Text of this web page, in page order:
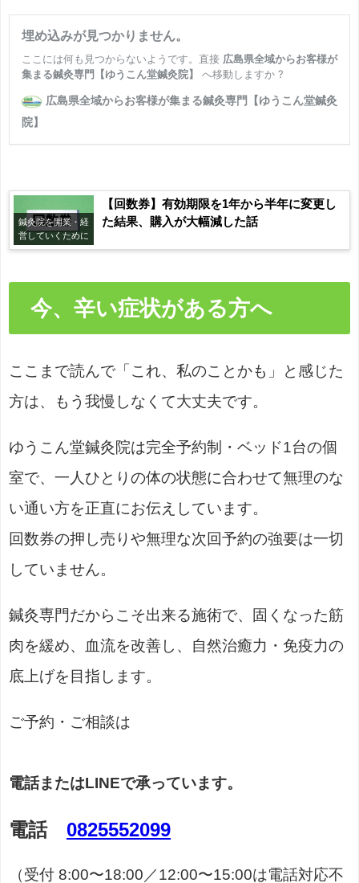
鍼灸院を開業・経
営していくために
【回数券】有効期限を1年から半年に変更し
た結果、購入が大幅減した話
今、辛い症状がある方へ
ここまで読んで「これ、私のことかも」と感じた
方は、もう我慢しなくて大丈夫です。
ゆうこん堂鍼灸院は完全予約制・ベッド1台の個
室で、一人ひとりの体の状態に合わせて無理のな
い通い方を正直にお伝えしています。
回数券の押し売りや無理な次回予約の強要は一切
していません。
鍼灸専門だからこそ出来る施術で、固くなった筋
肉を緩め、血流を改善し、自然治癒力・免疫力の
底上げを目指します。
ご予約・ご相談は
電話またはLINEで承っています。
電話 0825552099
（受付 8:00〜18:00／12:00〜15:00は電話対応不